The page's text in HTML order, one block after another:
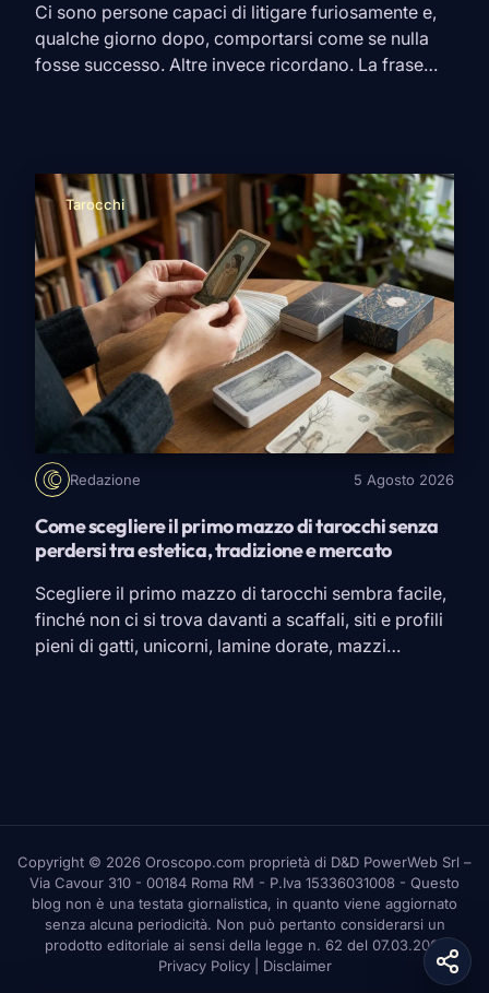
Ci sono persone capaci di litigare furiosamente e,
qualche giorno dopo, comportarsi come se nulla
fosse successo. Altre invece ricordano. La frase
tornano persino a sorridere con chi le ha ferite. Ma
dimenticare è un’altra faccenda. Secondo […]
Tarocchi
Redazione 5 Agosto 2026
Come scegliere il primo mazzo di tarocchi senza
perdersi tra estetica, tradizione e mercato
Scegliere il primo mazzo di tarocchi sembra facile,
finché non ci si trova davanti a scaffali, siti e profili
pieni di gatti, unicorni, lamine dorate, mazzi
Copyright © 2026 Oroscopo.com proprietà di D&D PowerWeb Srl –
Via Cavour 310 - 00184 Roma RM - P.Iva 15336031008 - Questo
blog non è una testata giornalistica, in quanto viene aggiornato
senza alcuna periodicità. Non può pertanto considerarsi un
prodotto editoriale ai sensi della legge n. 62 del 07.03.2001
Privacy Policy| Disclaimer